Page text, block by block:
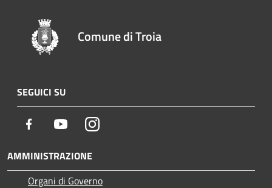
Comune di Troia
SEGUICI SU
Facebook YoutubeInstagram
AMMINISTRAZIONE
Organi di Governo